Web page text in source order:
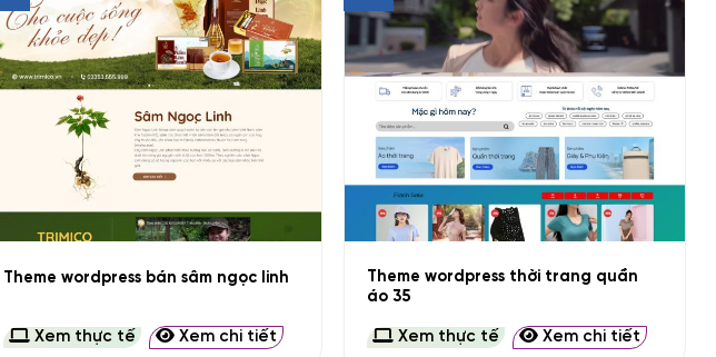
Theme wordpress bán sâm ngọc linh
Xem thực tế Xem chi tiết
Theme wordpress thời trang quần
áo 35
Xem thực tế Xem chi tiết